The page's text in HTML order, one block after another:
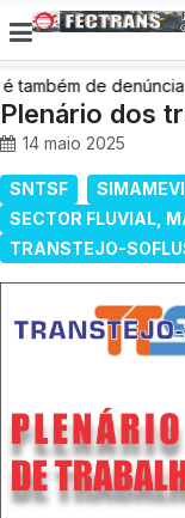
também de
saúde, mais
Plenário dos
14 maio 2025
SNTSF
SECTOR FLUVIAL,
TRANSTEJO-